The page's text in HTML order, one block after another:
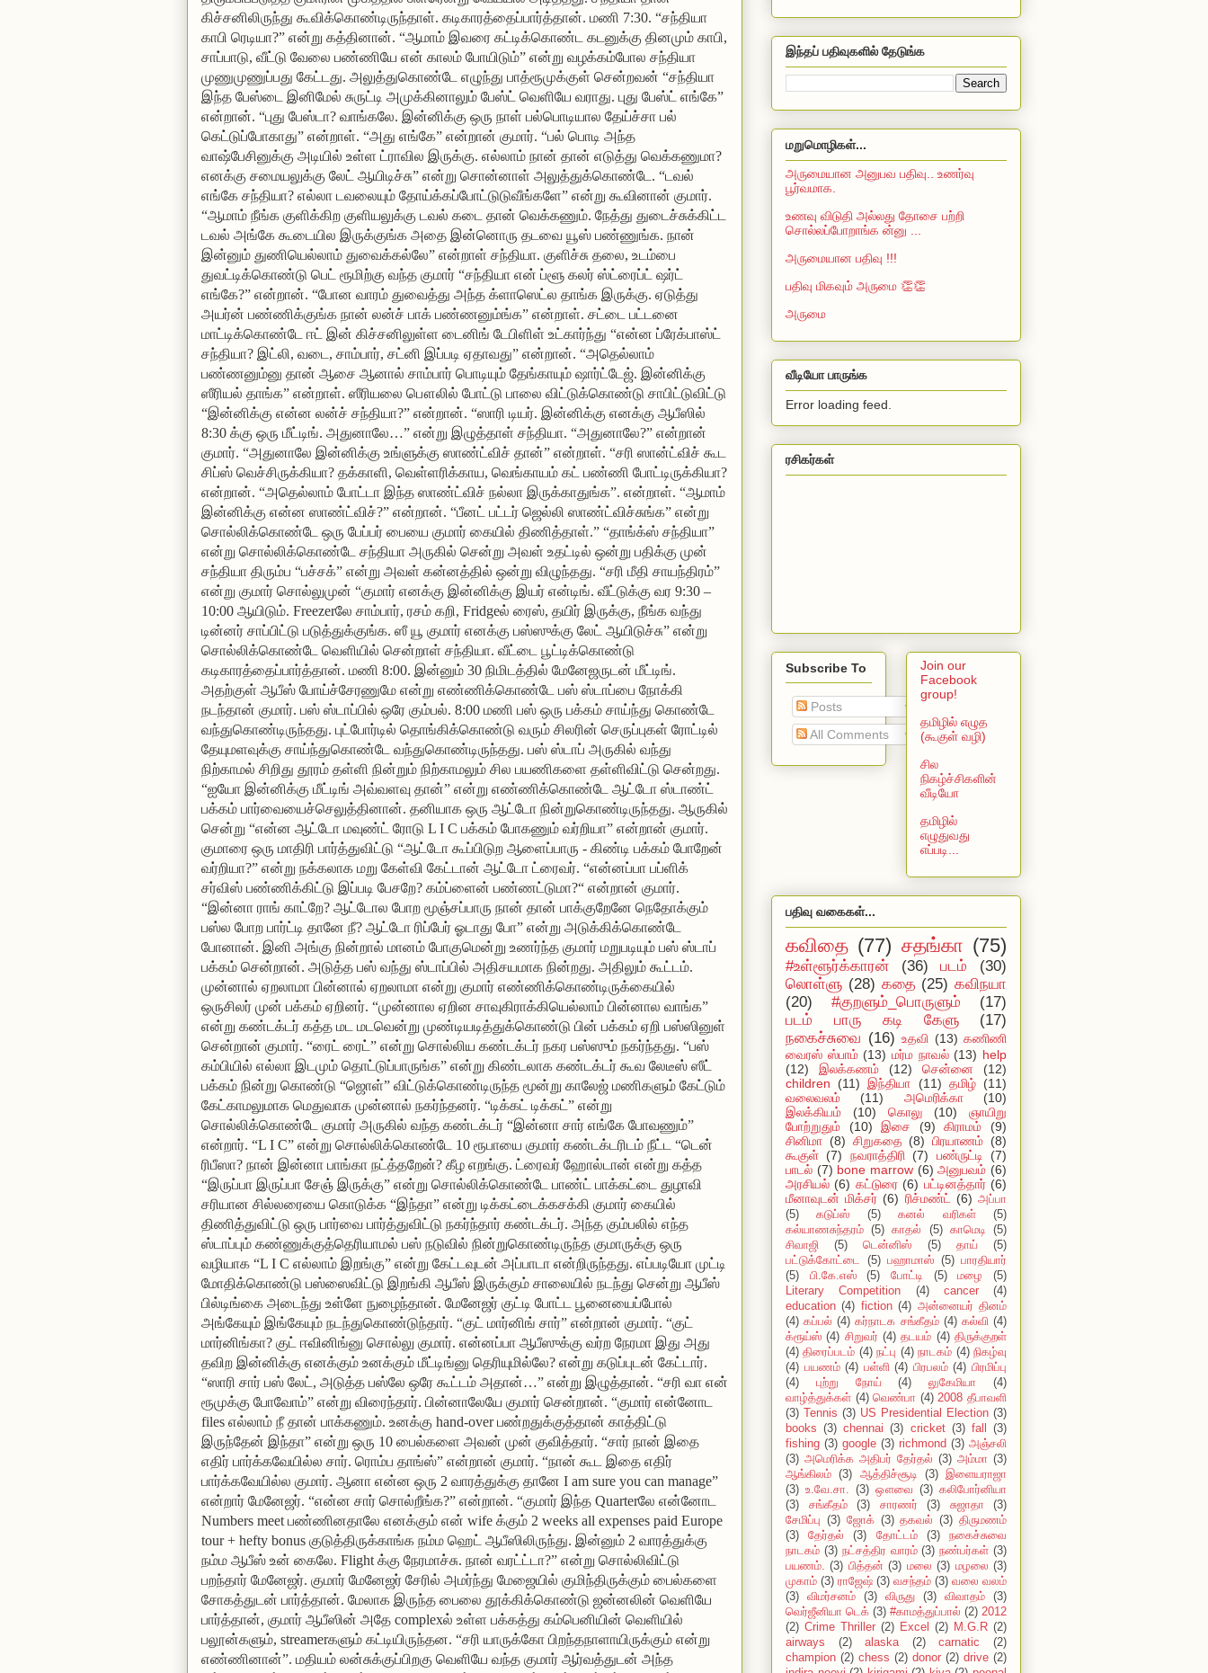
கிச்சனிலிருந்து கூவிக்கொண்டிருந்தாள். கடிகாரத்தைப்பார்த்தான். மணி 7:30. “சந்தியா
காபி ரெடியா?” என்று கத்தினான். “ஆமாம் இவரை கட்டிக்கொண்ட கடனுக்கு தினமும் காபி,
சாப்பாடு, வீட்டு வேலை பண்ணியே என் காலம் போயிடும்” என்று வழக்கம்போல சந்தியா
முணுமுணுப்பது கேட்டது. அலுத்துகொண்டே எழுந்து பாத்ரூமுக்குள் சென்றவன் “சந்தியா
இந்த பேஸ்டை இனிமேல் சுருட்டி அமுக்கினாலும் பேஸ்ட் வெளியே வராது. புது பேஸ்ட் எங்கே”
என்றான். “புது பேஸ்டா? வாங்கலே. இன்னிக்கு ஒரு நாள் பல்பொடியால தேய்ச்சா பல்
கெட்டுப்போகாது” என்றாள். “அது எங்கே” என்றான் குமார். “பல் பொடி அந்த
வாஷ்பேசினுக்கு அடியில் உள்ள ட்ராவில இருக்கு. எல்லாம் நான் தான் எடுத்து வெக்கணுமா?
எனக்கு சமையலுக்கு லேட் ஆயிடிச்சு” என்று சொன்னாள் அலுத்துக்கொண்டே. “டவல்
எங்கே சந்தியா? எல்லா டவலையும் தோய்க்கப்போட்டுடுவீங்களே” என்று கூவினான் குமார்.
“ஆமாம் நீங்க குளிக்கிற குளியலுக்கு டவல் கடை தான் வெக்கணும். நேத்து துடைச்சுக்கிட்ட
டவல் அங்கே கூடையில இருக்குங்க அதை இன்னொரு தடவை யூஸ் பண்ணுங்க. நான்
இன்னும் துணியெல்லாம் துவைக்கல்லே” என்றாள் சந்தியா. குளிச்சு தலை, உடம்பை
துவட்டிக்கொண்டு பெட் ரூமிற்கு வந்த குமார் “சந்தியா என் ப்ளூ கலர் ஸ்ட்ரைப்ட் ஷர்ட்
எங்கே?” என்றான். “போன வாரம் துவைத்து அந்த க்ளாஸெட்ல தாங்க இருக்கு. ஏடுத்து
அயர்ன் பண்ணிக்குங்க நான் லன்ச் பாக் பண்ணனும்ங்க” என்றாள். சட்டை பட்டனை
மாட்டிக்கொண்டே ஈட் இன் கிச்சனிலுள்ள டைனிங் டேபிளிள் உட்கார்ந்து “என்ன ப்ரேக்பாஸ்ட்
சந்தியா? இட்லி, வடை, சாம்பார், சட்னி இப்படி ஏதாவது” என்றான். “அதெல்லாம்
பண்ணனும்னு தான் ஆசை ஆனால் சாம்பார் பொடியும் தேங்காயும் ஷார்ட்டேஜ். இன்னிக்கு
ஸீரியல் தாங்க” என்றாள். ஸீரியலை பௌலில் போட்டு பாலை விட்டுக்கொண்டு சாபிட்டுவிட்டு
“இன்னிக்கு என்ன லன்ச் சந்தியா?” என்றான். “ஸாரி டியர். இன்னிக்கு எனக்கு ஆபீஸில்
8:30 க்கு ஒரு மீட்டிங். அதுனாலே…” என்று இழுத்தாள் சந்தியா. “அதுனாலே?” என்றான்
குமார். “அதுனாலே இன்னிக்கு உங்ளுக்கு ஸாண்ட்விச் தான்” என்றாள். “சரி ஸான்ட்விச் கூட
சிப்ஸ் வெச்சிருக்கியா? தக்காளி, வெள்ளரிக்காய, வெங்காயம் கட் பண்ணி போட்டிருக்கியா?
என்றான். “அதெல்லாம் போட்டா இந்த ஸாண்ட்விச் நல்லா இருக்காதுங்க”. என்றாள். “ஆமாம்
இன்னிக்கு என்ன ஸாண்ட்விச்?” என்றான். “பீனட் பட்டர் ஜெல்லி ஸாண்ட்விச்சுங்க” என்று
சொல்லிக்கொண்டே ஒரு பேப்பர் பையை குமார் கையில் திணித்தாள்.” “தாங்க்ஸ் சந்தியா”
என்று சொல்லிக்கொண்டே சந்தியா அருகில் சென்று அவள் உதட்டில் ஒன்று பதிக்கு முன்
சந்தியா திரும்ப “பச்சக்” என்று அவள் கன்னத்தில் ஒன்று விழுந்தது. “சரி மீதி சாயந்திரம்”
என்று குமார் சொல்லுமுன் “குமார் எனக்கு இன்னிக்கு இயர் என்டிங். வீட்டுக்கு வர 9:30 –
10:00 ஆயிடும். Freezerலே சாம்பார், ரசம் கறி, Fridgeல் ரைஸ், தயிர் இருக்கு, நீங்க வந்து
டின்னர் சாப்பிட்டு படுத்துக்குங்க. ஸீ யூ குமார் எனக்கு பஸ்ஸுக்கு லேட் ஆயிடுச்சு” என்று
சொல்லிக்கொண்டே வெளியில் சென்றாள் சந்தியா. வீட்டை பூட்டிக்கொண்டு
கடிகாரத்தைப்பார்த்தான். மணி 8:00. இன்னும் 30 நிமிடத்தில் மேனேஜருடன் மீட்டிங்.
அதற்குள் ஆபீஸ் போய்ச்சேரணுமே என்று எண்ணிக்கொண்டே பஸ் ஸ்டாப்பை நோக்கி
நடந்தான் குமார். பஸ் ஸ்டாப்பில் ஒரே கும்பல். 8:00 மணி பஸ் ஒரு பக்கம் சாய்ந்து கொண்டே
வந்துகொண்டிருந்தது. புட்போர்டில் தொங்கிக்கொண்டு வரும் சிலரின் செருப்புகள் ரோட்டில்
தேயுமளவுக்கு சாய்ந்துகொண்டே வந்துகொண்டிருந்தது. பஸ் ஸ்டாப் அருகில் வந்து
நிற்காமல் சிறிது தூரம் தள்ளி நின்றும் நிற்காமலும் சில பயணிகளை தள்ளிவிட்டு சென்றது.
“ஐயோ இன்னிக்கு மீட்டிங் அவ்வளவு தான்” என்று எண்ணிக்கொண்டே ஆட்டோ ஸ்டாண்ட்
பக்கம் பார்வையைச்செலுத்தினான். தனியாக ஒரு ஆட்டோ நின்றுகொண்டிருந்தது. ஆருகில்
சென்று “என்ன ஆட்டோ மவுண்ட் ரோடு L I C பக்கம் போகணும் வர்றியா” என்றான் குமார்.
குமாரை ஒரு மாதிரி பார்த்துவிட்டு “ஆட்டோ கூப்பிடுற ஆளைப்பாரு - கிண்டி பக்கம் போறேன்
வர்றியா?” என்று நக்கலாக மறு கேள்வி கேட்டான் ஆட்டோ ட்ரைவர். “என்னப்பா பப்ளிக்
சர்விஸ் பண்ணிக்கிட்டு இப்படி பேசறே? கம்ப்ளைன் பண்ணட்டுமா?“ என்றான் குமார்.
“இன்னா ராங் காட்றே? ஆட்டோல போற மூஞ்சப்பாரு நான் தான் பாக்குறேனே நெதோக்கும்
பஸ்ல போற பார்ட்டி தானே நீ? ஆட்டோ ரிப்பேர் ஓடாது போ” என்று அடுக்கிக்கொண்டே
போனான். இனி அங்கு நின்றால் மானம் போகுமென்று உணர்ந்த குமார் மறுபடியும் பஸ் ஸ்டாப்
பக்கம் சென்றான். அடுத்த பஸ் வந்து ஸ்டாப்பில் அதிசயமாக நின்றது. அதிலும் கூட்டம்.
முன்னால் ஏறலாமா பின்னால் ஏறலாமா என்று குமார் எண்ணிக்கொண்டிருக்கையில்
ஒருசிலர் முன் பக்கம் ஏறினர். “முன்னால ஏறின சாவுகிராக்கியெல்லாம் பின்னால வாங்க”
என்று கண்டக்டர் கத்த மட மடவென்று முண்டியடித்துக்கொண்டு பின் பக்கம் ஏறி பஸ்ஸினுள்
சென்றான் குமார். “ரைட் ரைட்” என்று சொல்லிய கண்டக்டர் நகர பஸ்ஸும் நகர்ந்தது. “பஸ்
கம்பியில் எல்லா இடமும் தொட்டுப்பாருங்க” என்று கிண்டலாக கண்டக்டர் கூவ லேடீஸ் ஸீட்
பக்கம் நின்று கொண்டு “ஜொள்” விட்டுக்கொண்டிருந்த மூன்று காலேஜ் மணிகளும் கேட்டும்
கேட்காமலுமாக மெதுவாக முன்னால் நகர்ந்தனர். “டிக்கட் டிக்கட்” என்று
சொல்லிக்கொண்டே குமார் அருகில் வந்த கண்டக்டர் “இன்னா சார் எங்கே போவணும்”
என்றார். “L I C” என்று சொல்லிக்கொண்டே 10 ரூபாயை குமார் கண்டக்டரிடம் நீட்ட “டென்
ரிபீஸா? நான் இன்னா பாங்கா நட்த்தறேன்? கீழ எறங்கு. ட்ரைவர் ஹோல்டான் என்று கத்த
“இருப்பா இருப்பா சேஞ் இருக்கு” என்று சொல்லிக்கொண்டே பாண்ட் பாக்கட்டை துழாவி
சரியான சில்லரையை கொடுக்க “இந்தா” என்று டிக்கட்டைக்கசக்கி குமார் கையில்
திணித்துவிட்டு ஒரு பார்வை பார்த்துவிட்டு நகர்ந்தார் கண்டக்டர். அந்த கும்பலில் எந்த
ஸ்டாப்பும் கண்ணுக்குத்தெரியாமல் பஸ் நடுவில் நின்றுகொண்டிருந்த குமாருக்கு ஒரு
வழியாக “L I C எல்லாம் இறங்கு” என்று கேட்டவுடன் அப்பாடா என்றிருந்தது. எப்படியோ முட்டி
மோதிக்கொண்டு பஸ்ஸைவிட்டு இறங்கி ஆபீஸ் இருக்கும் சாலையில் நடந்து சென்று ஆபீஸ்
பில்டிங்கை அடைந்து உள்ளே நுழைந்தான். மேனேஜர் குட்டி போட்ட பூனையைப்போல்
அங்கேயும் இங்கேயும் நடந்துகொண்டுந்தார். “குட் மார்னிங் சார்” என்றான் குமார். “குட்
மார்னிங்கா? குட் ஈவினிங்னு சொல்லு குமார். என்னப்பா ஆபீஸுக்கு வர்ற நேரமா இது அது
தவிற இன்னிக்கு எனக்கும் உனக்கும் மீட்டிங்னு தெரியுமில்லே? என்று கடுப்புடன் கேட்டார்.
“ஸாரி சார் பஸ் லேட், அடுத்த பஸ்லே ஒரே கூட்டம் அதான்…” என்று இழுத்தான். “சரி வா என்
ரூமுக்கு போவோம்” என்று விரைந்தார். பின்னாலேயே குமார் சென்றான். “குமார் என்னோட
files எல்லாம் நீ தான் பாக்கணும். உனக்கு hand-over பண்றதுக்குத்தான் காத்திட்டு
இருந்தேன் இந்தா” என்று ஒரு 10 பைல்களை அவன் முன் குவித்தார். “சார் நான் இதை
எதிர் பார்க்கவேயில்ல சார். ரொம்ப தாங்ஸ்” என்றான் குமார். “நான் கூட இதை எதிர்
பார்க்கவேயில்ல குமார். ஆனா என்ன ஒரு 2 வாரத்துக்கு தானே I am sure you can manage”
என்றார் மேனேஜர். “என்ன சார் சொல்றீங்க?” என்றான். “குமார் இந்த Quarterலே என்னோட
Numbers meet பண்ணினதாலே எனக்கும் என் wife க்கும் 2 weeks all expenses paid Europe
tour + hefty bonus குடுத்திருக்காங்க நம்ம ஹெட் ஆபீஸிலிருந்து. இன்னும் 2 வாரத்துக்கு
நம்ம ஆபீஸ் உன் கைலே. Flight க்கு நேரமாச்சு. நான் வரட்ட்டா?” என்று சொல்லிவிட்டு
பறந்தார் மேனேஜர். குமார் மேனேஜர் சேரில் அமர்ந்து மேஜையில் குமிந்திருக்கும் பைல்களை
சோகத்துடன் பார்த்தான். மேலாக இருந்த பைலை தூக்கிக்கொண்டு ஜன்னலின் வெளியே
பார்த்தான், குமார் ஆபீஸின் அதே complexல் உள்ள பக்கத்து கம்பெனியின் வெளியில்
பலூன்களும், streamerகளும் கட்டியிருந்தன. “சரி யாருக்கோ பிறந்தநாளாயிருக்கும் என்று
எண்ணினான்”. மதியம் லன்சுக்குப்பிறகு வெளியே வந்த குமார் ஆர்வத்துடன் அந்த
இந்தப் பதிவுகளில் தேடுங்க
மறுமொழிகள்...
அருமையான அனுபவ பதிவு.. உணர்வு
பூர்வமாக.
உணவு விடுதி அல்லது தோசை பற்றி
சொல்லப்போறாங்க ன்னு ...
அருமையான பதிவு !!!
பதிவு மிகவும் அருமை 👏👏
அருமை
வீடியோ பாருங்க
Error loading feed.
ரசிகர்கள்
Subscribe To
Posts
All Comments
Join our
Facebook
group!
தமிழில் எழுத
(கூகுள் வழி)
சில
நிகழ்ச்சிகளின்
வீடியோ
தமிழில்
எழுதுவது
எப்படி...
பதிவு வகைகள்...
கவிதை (77) சதங்கா (75)
#உள்ளூர்க்காரன் (36) படம்
(30)
லொள்ளு (28) கதை (25) கவிநயா
(20)
#குறளும்_பொருளும்
(17)
படம் பாரு கடி கேளு
(17)
நகைச்சுவை (16) உதவி (13) கணிணி
வைரஸ் ஸ்பாம் (13) மர்ம நாவல் (13) help
(12)
இலக்கணம் (12) சென்னை
(12)
children
(11) இந்தியா (11) தமிழ் (11)
வலைவலம்
(11) அமெரிக்கா
(10)
இலக்கியம்
(10) கொலு (10)
ஞாயிறு
போற்றுதும்
(10) இசை (9) கிராமம்
(9)
சினிமா (8) சிறுகதை (8) பிரயாணம் (8)
கூகுள் (7) நவராத்திரி (7) பண்ருட்டி
(7)
பாடல் (7) bone marrow (6) அனுபவம் (6)
அரசியல் (6) கட்டுரை (6) பட்டினத்தார் (6)
மீனாவுடன் மிக்சர் (6) ரிச்மண்ட் (6) அப்பா
(5)
கடுப்ஸ் (5) கனல் வரிகள்
(5)
கல்யாணசுந்தரம் (5) காதல் (5) காமெடி
(5)
சிவாஜி
(5) டென்னிஸ் (5) தாய்
(5)
பட்டுக்கோட்டை
(5) பஹாமாஸ் (5) பாரதியார்
(5)
பி.கே.எஸ் (5) போட்டி (5) மழை
(5)
Literary Competition
(4) cancer
(4)
education (4) fiction (4) அன்னையர் தினம்
(4) கப்பல் (4) கர்நாடக சங்கீதம் (4) கல்வி (4)
க்ரூய்ஸ் (4) சிறுவர் (4) தடயம் (4) திருக்குறள்
(4) திரைப்படம் (4) நட்பு (4) நாடகம் (4) நிகழ்வு
(4) பயணம் (4) பள்ளி (4) பிரபலம் (4) பிரமிப்பு
(4)
புற்று நோய் (4) லுகேமியா
(4)
வாழ்த்துக்கள் (4) வெண்பா (4) 2008 தீபாவளி
(3) Tennis (3) US Presidential Election (3)
books (3) chennai (3) cricket (3) fall
(3)
fishing (3) google (3) richmond (3) அஞ்சலி
(3) அமெரிக்க அதிபர் தேர்தல் (3) அம்மா (3)
ஆங்கிலம் (3) ஆத்திச்சூடி (3) இளையராஜா
(3) உ.வே.சா. (3) ஔவை (3) கலிபோர்னியா
(3)
சங்கீதம் (3) சாரணர் (3) சுஜாதா
(3)
சேமிப்பு (3) ஜோக் (3) தகவல் (3) திருமணம்
(3)
தேர்தல் (3) தோட்டம் (3)
நகைச்சுவை
நாடகம் (3) நட்சத்திர வாரம் (3) நண்பர்கள் (3)
பயணம்.
(3) பித்தன் (3) மலை (3) மழலை (3)
முகாம் (3) ராஜேஷ் (3) வசந்தம் (3) வலை வலம்
(3)
விமர்சனம் (3) விருது (3) விவாதம்
(3)
வெர்ஜீனியா டெக் (3) #காமத்துப்பால் (2) 2012
(2) Crime Thriller (2) Excel (2) M.G.R (2)
airways
(2) alaska (2) carnatic
(2)
champion (2) chess (2) donor (2) drive (2)